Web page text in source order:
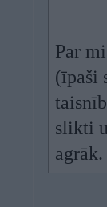
Par
(īpaši
slikti